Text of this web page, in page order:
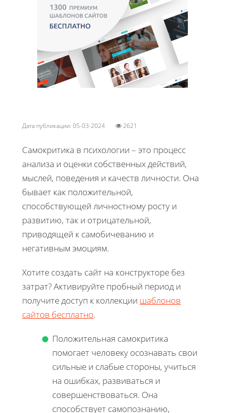
Дата публикации: 05-03-2024 2621
Самокритика в психологии – это процесс
анализа и оценки собственных действий,
мыслей, поведения и качеств личности. Она
бывает как положительной,
способствующей личностному росту и
развитию, так и отрицательной,
приводящей к самобичеванию и
негативным эмоциям.
Хотите создать сайт на конструкторе без
затрат? Активируйте пробный период и
получите доступ к коллекции шаблонов
сайтов бесплатно.
Положительная самокритика
помогает человеку осознавать свои
сильные и слабые стороны, учиться
на ошибках, развиваться и
совершенствоваться. Она
способствует самопознанию,